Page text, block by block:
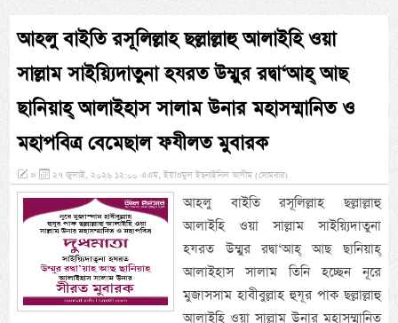
আহলু বাইতি রসূলিল্লাহ ছল্লাল্লাহু আলাইহি ওয়া
সাল্লাম সাইয়্যিদাতুনা হযরত উম্মুর রদ্বা‘আহ্ আছ
ছানিয়াহ্ আলাইহাস সালাম উনার মহাসম্মানিত ও
মহাপবিত্র বেমেছাল ফযীলত মুবারক
» ২৭ জুলাই, ২০২৬ ১২:০০ এএম, ইয়াওমুল ইছনাইনিল আযীম (সোমবার)
আহলু বাইতি রসূলিল্লাহ ছল্লাল্লাহু
আলাইহি ওয়া সাল্লাম সাইয়্যিদাতুনা
হযরত উম্মুর রদ্বা‘আহ্ আছ ছানিয়াহ্
আলাইহাস সালাম তিনি হচ্ছেন নূরে
মুজাসসাম হাবীবুল্লাহ হুযূর পাক ছল্লাল্লাহু
আলাইহি ওয়া সাল্লাম উনার মহাসম্মানিত